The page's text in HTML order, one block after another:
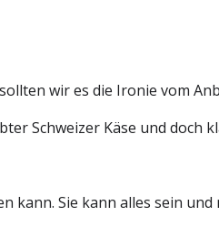
wir es die Ironie vom
Schweizer Käse und
kann. Sie kann alles sein